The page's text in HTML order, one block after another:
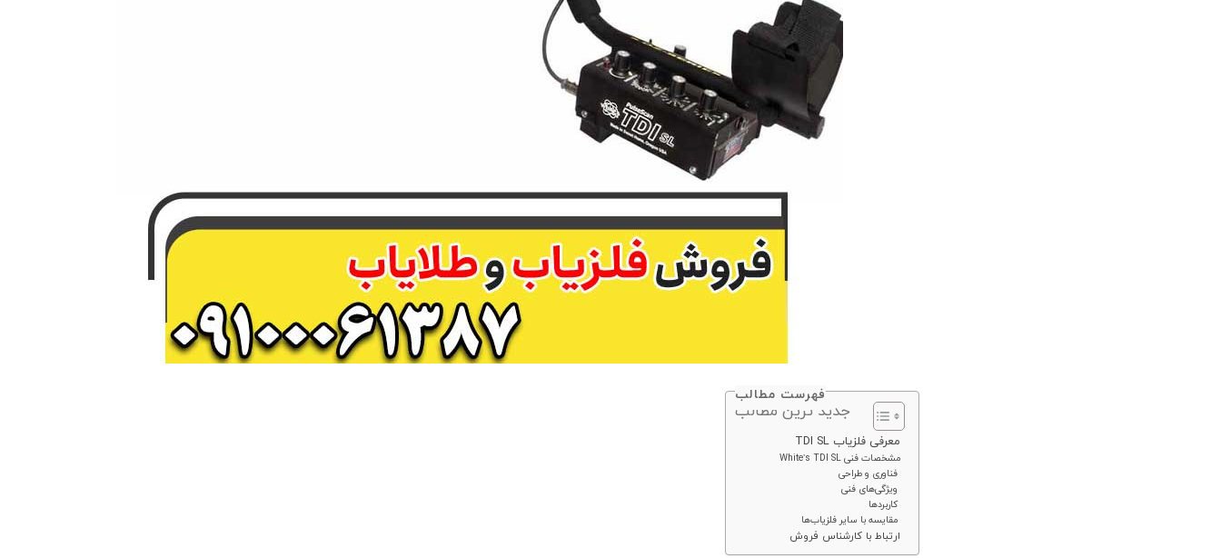
فهرست مطالب
جدید ترین مطالب
معرفی فلزیاب TDI SL
مشخصات فنی White’s TDI SL
فناوری و طراحی
ویژگی‌های فنی
کاربردها
مقایسه با سایر فلزیاب‌ها
ارتباط با کارشناس فروش